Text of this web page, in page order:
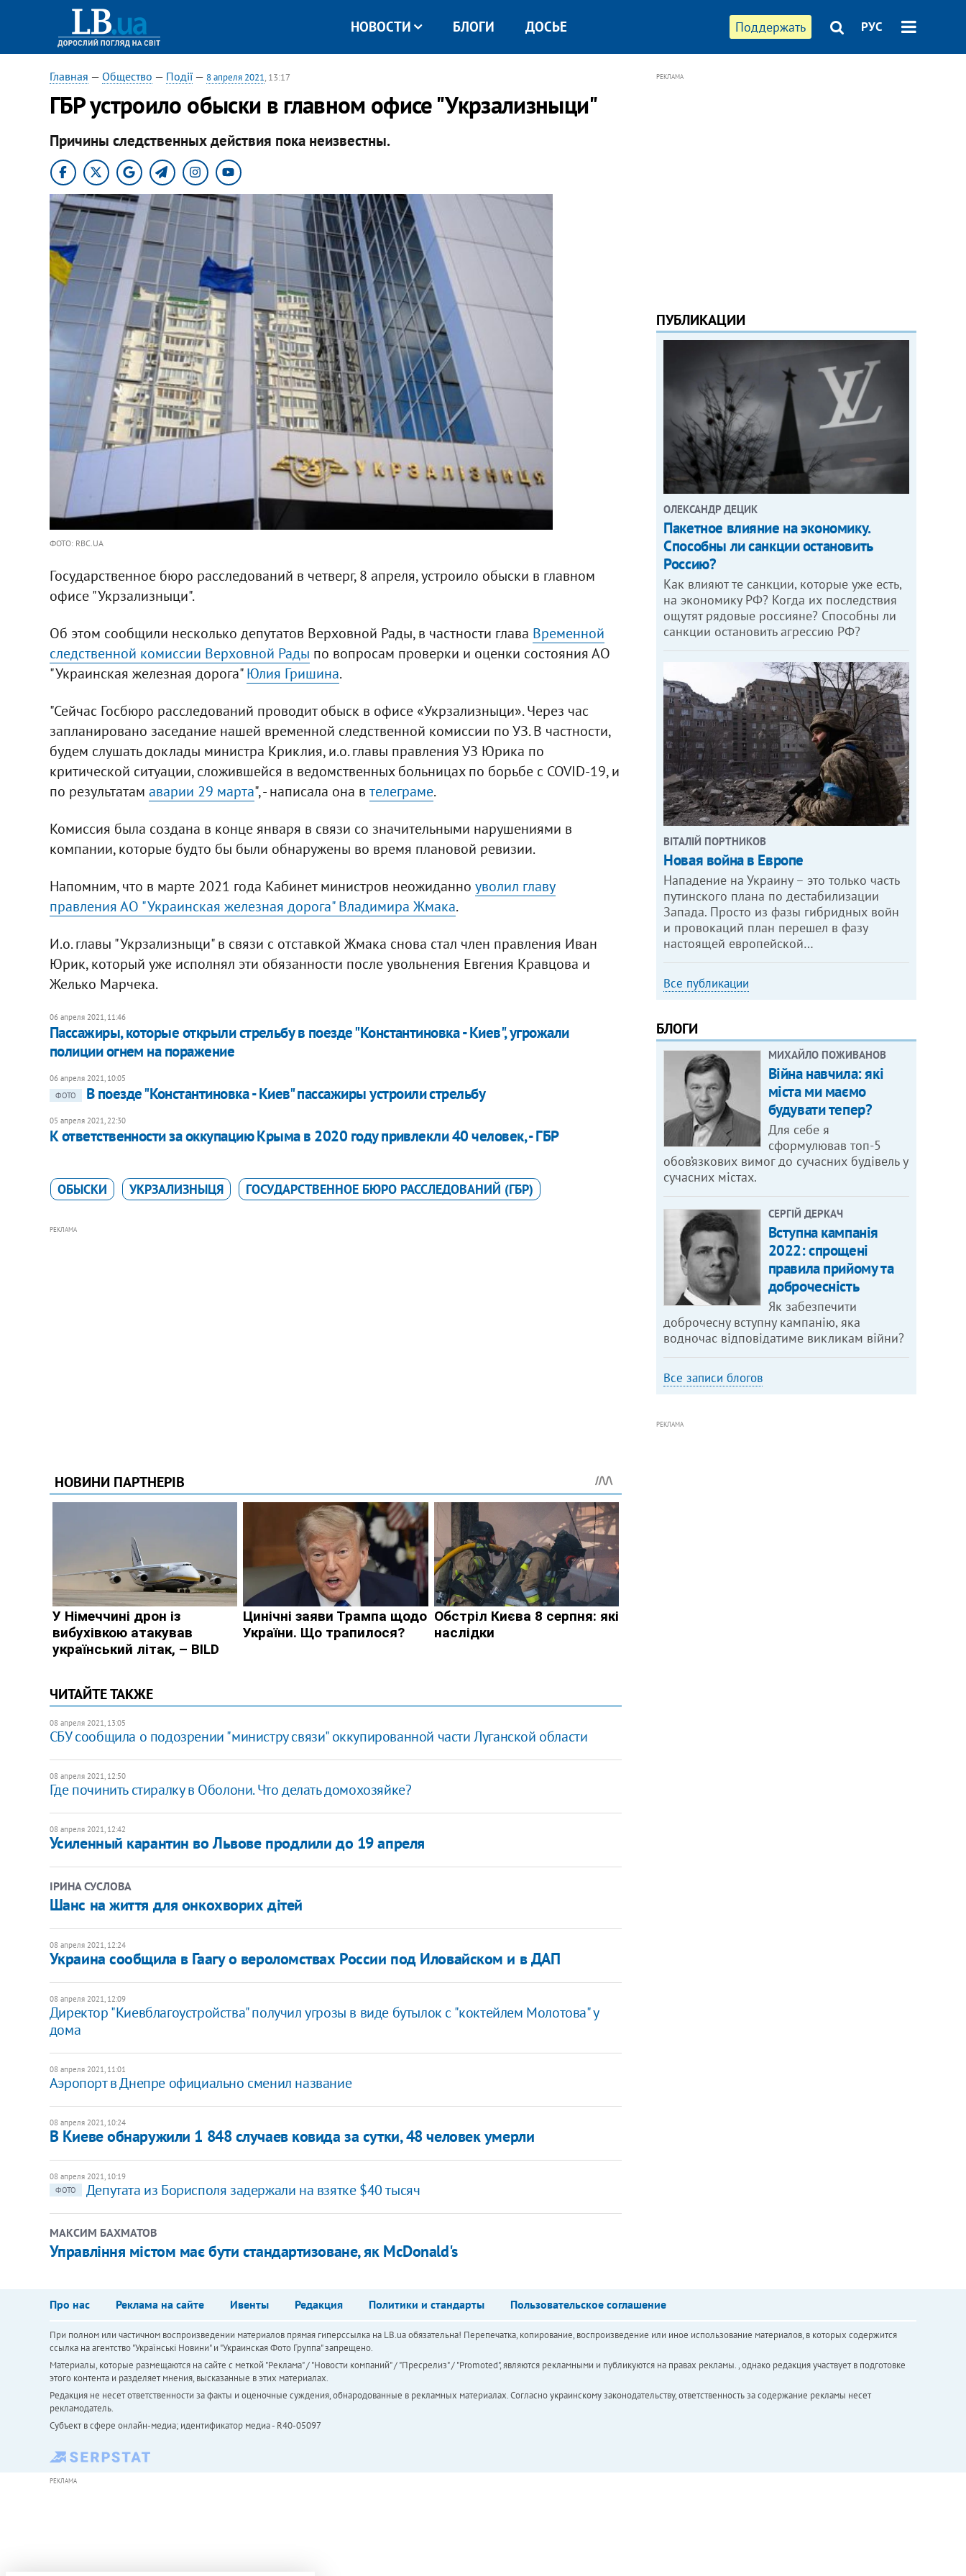
Поддержать РУС
НОВОСТИ БЛОГИ ДОСЬЕ
Главная — Общество — Події— 8 апреля 2021, 13:17
ГБР устроило обыски в главном офисе "Укрзализныци"
Причины следственных действия пока неизвестны.
ФОТО: RBC.UA
Государственное бюро расследований в четверг, 8 апреля, устроило обыски в главном
офисе "Укрзализныци".
Об этом сообщили несколько депутатов Верховной Рады, в частности глава Временной
следственной комиссии Верховной Рады по вопросам проверки и оценки состояния АО
"Украинская железная дорога"Юлия Гришина.
"Сейчас Госбюро расследований проводит обыск в офисе «Укрзализныци». Через час
запланировано заседание нашей временной следственной комиссии по УЗ. В частности,
будем слушать доклады министра Криклия, и.о. главы правления УЗ Юрика по
критической ситуации, сложившейся в ведомственных больницах по борьбе с COVID-19, и
по результатам аварии 29 марта", - написала она в телеграме.
Комиссия была создана в конце января в связи со значительными нарушениями в
компании, которые будто бы были обнаружены во время плановой ревизии.
Напомним, что в марте 2021 года Кабинет министров неожиданно уволил главу
правления АО "Украинская железная дорога" Владимира Жмака.
И.о. главы "Укрзализныци" в связи с отставкой Жмака снова стал член правления Иван
Юрик, который уже исполнял эти обязанности после увольнения Евгения Кравцова и
Желько Марчека.
06 апреля 2021, 11:46
Пассажиры, которые открыли стрельбу в поезде "Константиновка - Киев", угрожали
полиции огнем на поражение
06 апреля 2021, 10:05
ФОТО
В поезде "Константиновка - Киев" пассажиры устроили стрельбу
05 апреля 2021, 22:30
К ответственности за оккупацию Крыма в 2020 году привлекли 40 человек, - ГБР
ОБЫСКИ УКРЗАЛИЗНЫЦЯ ГОСУДАРСТВЕННОЕ БЮРО РАССЛЕДОВАНИЙ (ГБР)
РЕКЛАМА
ЧИТАЙТЕ ТАКЖЕ
08 апреля 2021, 13:05
СБУ сообщила о подозрении "министру связи" оккупированной части Луганской области
08 апреля 2021, 12:50
Где починить стиралку в Оболони. Что делать домохозяйке?
08 апреля 2021, 12:42
Усиленный карантин во Львове продлили до 19 апреля
ІРИНА СУСЛОВА
Шанс на життя для онкохворих дітей
08 апреля 2021, 12:24
Украина сообщила в Гаагу о вероломствах России под Иловайском и в ДАП
08 апреля 2021, 12:09
Директор "Киевблагоустройства" получил угрозы в виде бутылок с "коктейлем Молотова" у
дома
08 апреля 2021, 11:01
Аэропорт в Днепре официально сменил название
08 апреля 2021, 10:24
В Киеве обнаружили 1 848 случаев ковида за сутки, 48 человек умерли
08 апреля 2021, 10:19
ФОТО
Депутата из Борисполя задержали на взятке $40 тысяч
МАКСИМ БАХМАТОВ
Управління містом має бути стандартизоване, як McDonald's
РЕКЛАМА
ПУБЛИКАЦИИ
ОЛЕКСАНДР ДЕЦИК
Пакетное влияние на экономику.
Способны ли санкции остановить
Россию?
Как влияют те санкции, которые уже есть,
на экономику РФ? Когда их последствия
ощутят рядовые россияне? Способны ли
санкции остановить агрессию РФ?
ВІТАЛІЙ ПОРТНИКОВ
Новая война в Европе
Нападение на Украину – это только часть
путинского плана по дестабилизации
Запада. Просто из фазы гибридных войн
и провокаций план перешел в фазу
настоящей европейской…
Все публикации
БЛОГИ
МИХАЙЛО ПОЖИВАНОВ
Війна навчила: які
міста ми маємо
будувати тепер?
Для себе я
сформулював топ-5
обов’язкових вимог до сучасних будівель у
сучасних містах.
СЕРГІЙ ДЕРКАЧ
Вступна кампанія
2022: спрощені
правила прийому та
доброчесність
Як забезпечити
доброчесну вступну кампанію, яка
водночас відповідатиме викликам війни?
Все записи блогов
РЕКЛАМА
Про нас Реклама на сайте Ивенты Редакция Политики и стандарты Пользовательское соглашение
При полном или частичном воспроизведении материалов прямая гиперссылка на LB.ua обязательна! Перепечатка, копирование, воспроизведение или иное использование материалов, в которых содержится
ссылка на агентство "Українськi Новини" и "Украинская Фото Группа" запрещено.
Материалы, которые размещаются на сайте с меткой "Реклама" / "Новости компаний" / "Пресрелиз" / "Promoted", являются рекламными и публикуются на правах рекламы. , однако редакция участвует в подготовке
этого контента и разделяет мнения, высказанные в этих материалах.
Редакция не несет ответственности за факты и оценочные суждения, обнародованные в рекламных материалах. Согласно украинскому законодательству, ответственность за содержание рекламы несет
рекламодатель.
Субъект в сфере онлайн-медиа; идентификатор медиа - R40-05097
РЕКЛАМА